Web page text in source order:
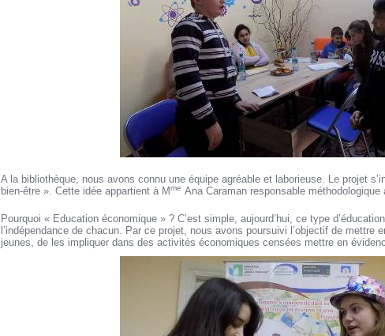
A la bibliothèque, nous avons connu une équipe agréable et laborieuse. Le projet
bien-être ». Cette idée appartient à Mme Ana Caraman responsable
Pourquoi « Education économique » ? C’est simple, aujourd’hui, ce type
l’indépendance de chacun. Par ce projet, nous avons poursuivi l’objectif de mettre
jeunes, de les impliquer dans des activités économiques censées mettre en